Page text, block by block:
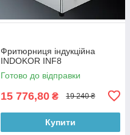
Фритюрниця індукційна
INDOKOR INF8
Готово до відправки
15 776,80 ₴ 19 240 ₴
Купити